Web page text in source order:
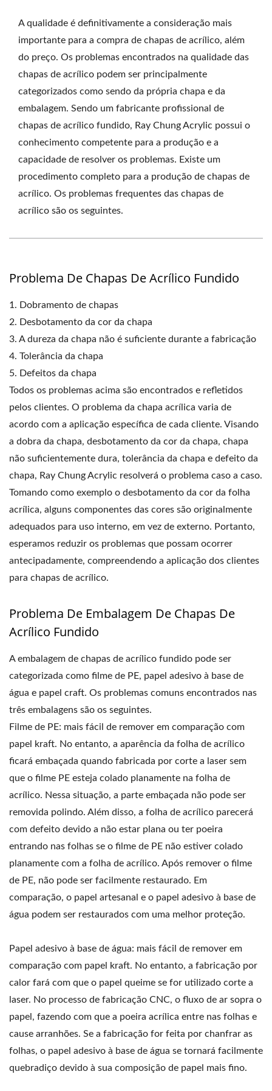
A qualidade é definitivamente a consideração mais
importante para a compra de chapas de acrílico, além
do preço. Os problemas encontrados na qualidade das
chapas de acrílico podem ser principalmente
categorizados como sendo da própria chapa e da
embalagem. Sendo um fabricante profissional de
chapas de acrílico fundido, Ray Chung Acrylic possui o
conhecimento competente para a produção e a
capacidade de resolver os problemas. Existe um
procedimento completo para a produção de chapas de
acrílico. Os problemas frequentes das chapas de
acrílico são os seguintes.
Problema De Chapas De Acrílico Fundido
1. Dobramento de chapas
2. Desbotamento da cor da chapa
3. A dureza da chapa não é suficiente durante a fabricação
4. Tolerância da chapa
5. Defeitos da chapa
Todos os problemas acima são encontrados e refletidos
pelos clientes. O problema da chapa acrílica varia de
acordo com a aplicação específica de cada cliente. Visando
a dobra da chapa, desbotamento da cor da chapa, chapa
não suficientemente dura, tolerância da chapa e defeito da
chapa, Ray Chung Acrylic resolverá o problema caso a caso.
Tomando como exemplo o desbotamento da cor da folha
acrílica, alguns componentes das cores são originalmente
adequados para uso interno, em vez de externo. Portanto,
esperamos reduzir os problemas que possam ocorrer
antecipadamente, compreendendo a aplicação dos clientes
para chapas de acrílico.
Problema De Embalagem De Chapas De
Acrílico Fundido
A embalagem de chapas de acrílico fundido pode ser
categorizada como filme de PE, papel adesivo à base de
água e papel craft. Os problemas comuns encontrados nas
três embalagens são os seguintes.
Filme de PE: mais fácil de remover em comparação com
papel kraft. No entanto, a aparência da folha de acrílico
ficará embaçada quando fabricada por corte a laser sem
que o filme PE esteja colado planamente na folha de
acrílico. Nessa situação, a parte embaçada não pode ser
removida polindo. Além disso, a folha de acrílico parecerá
com defeito devido a não estar plana ou ter poeira
entrando nas folhas se o filme de PE não estiver colado
planamente com a folha de acrílico. Após remover o filme
de PE, não pode ser facilmente restaurado. Em
comparação, o papel artesanal e o papel adesivo à base de
água podem ser restaurados com uma melhor proteção.
Papel adesivo à base de água: mais fácil de remover em
comparação com papel kraft. No entanto, a fabricação por
calor fará com que o papel queime se for utilizado corte a
laser. No processo de fabricação CNC, o fluxo de ar sopra o
papel, fazendo com que a poeira acrílica entre nas folhas e
cause arranhões. Se a fabricação for feita por chanfrar as
folhas, o papel adesivo à base de água se tornará facilmente
quebradiço devido à sua composição de papel mais fino.